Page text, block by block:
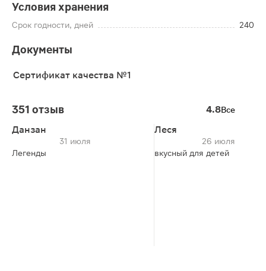
Условия хранения
Срок годности, дней 240
Документы
Сертификат качества №1
351 отзыв 4.8Все
Данзан
31 июля
Легенды
Леся
26 июля
вкусный для детей